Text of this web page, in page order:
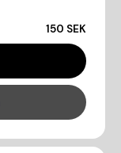
150 SEK